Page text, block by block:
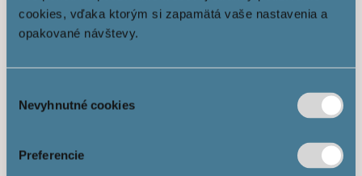
cookies, vďaka ktorým si zapamätá vaše nastavenia a
opakované návštevy.
súhlasu
Nevyhnutné cookies
Preferencie
Показати більше